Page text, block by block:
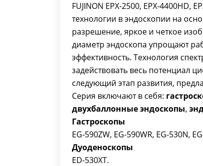
FUJINON EPX-2500, EPX-4400HD,
технологии в эндоскопии на
разрешение, яркое и четкое
диаметр эндоскопа упрощают
эффективность. Технология
задействовать весь потенциал
следующий этап развития,
Серия включают в себя:
двухбаллонные эндоскопы,
Гастроскопы
EG-590ZW, EG-590WR, EG-530N,
Дуоденоскопы
ED-530XT.